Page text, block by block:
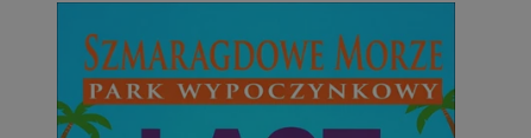
QeSessID sosnowiecki.pl